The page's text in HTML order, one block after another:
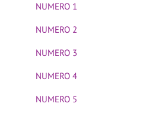
NUMERO 1
NUMERO 2
NUMERO 3
NUMERO 4
NUMERO 5